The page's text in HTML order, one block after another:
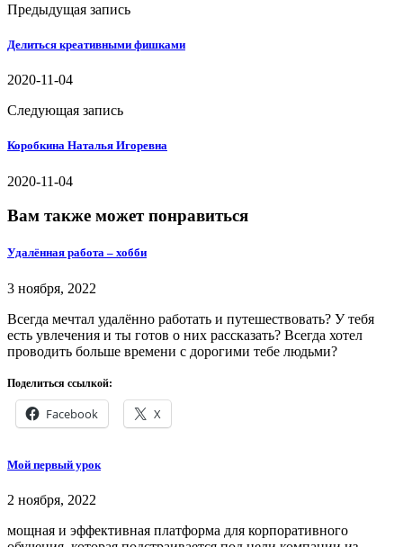
Предыдущая запись
Делиться креативными фишками
2020-11-04
Следующая запись
Коробкина Наталья Игоревна
2020-11-04
Вам также может понравиться
Удалённая работа – хобби
3 ноября, 2022
Всегда мечтал удалённо работать и путешествовать? У тебя
есть увлечения и ты готов о них рассказать? Всегда хотел
проводить больше времени с дорогими тебе людьми?
Поделиться ссылкой:
Facebook X
Мой первый урок
2 ноября, 2022
мощная и эффективная платформа для корпоративного